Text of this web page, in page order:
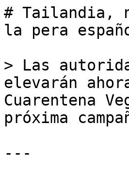
# Tailandia,
la pera
> Las
elevarán
Cuarentena
próxima
---